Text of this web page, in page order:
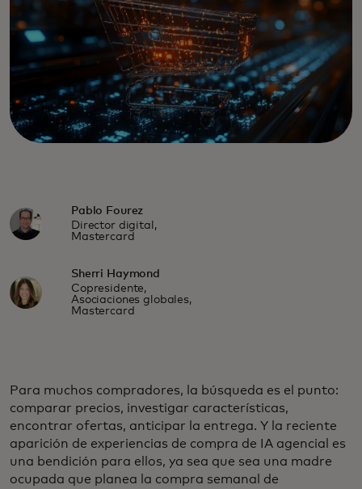
Pablo Fourez
Director digital,
Mastercard
Sherri Haymond
Copresidente,
Asociaciones globales,
Mastercard
Para muchos compradores, la búsqueda es el punto:
comparar precios, investigar características,
encontrar ofertas, anticipar la entrega. Y la reciente
aparición de experiencias de compra de IA agencial es
una bendición para ellos, ya sea que sea una madre
ocupada que planea la compra semanal de